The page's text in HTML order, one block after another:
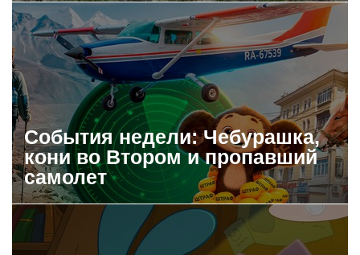
События недели: Чебурашка,
кони во Втором и пропавший
самолет